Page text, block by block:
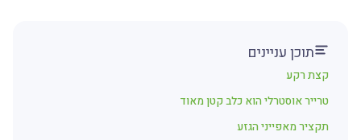
תוכן עניינים
קצת רקע
טרייר אוסטרלי הוא כלב קטן מאוד
תקציר מאפייני הגזע